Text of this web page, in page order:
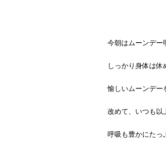
今朝はムーンデー
しっかり身体は休
愉しいムーンデー
改めて、いつも以
呼吸も豊かにたっ